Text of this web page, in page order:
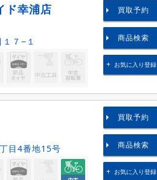
ド幸浦店
７−１
買取予約
商品検索
お気に入り登録
目4番地15号
買取予約
商品検索
お気に入り登録